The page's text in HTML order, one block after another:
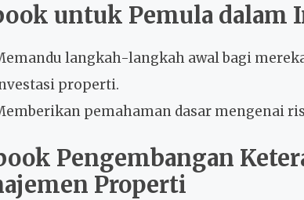
untuk Pemula dalam
langkah-langkah awal bagi
properti.
pemahaman dasar mengenai
Pengembangan
Properti